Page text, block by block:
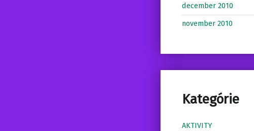
december 2010
november 2010
Kategórie
AKTIVITY